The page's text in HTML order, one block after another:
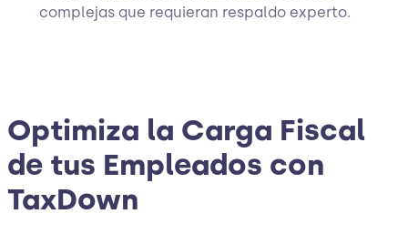
complejas que requieran respaldo experto.
Optimiza la Carga Fiscal
de tus Empleados con
TaxDown